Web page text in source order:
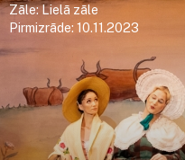
Zāle: Lielā zāle
Pirmizrāde: 10.11.2023